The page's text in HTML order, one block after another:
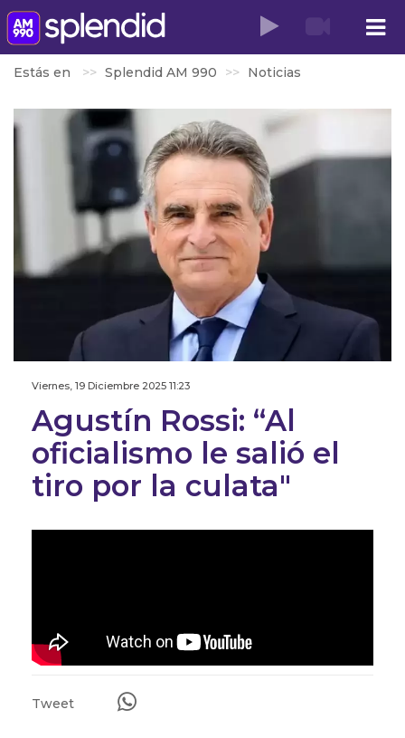
Estás en Splendid AM 990 Noticias
Viernes, 19 Diciembre 2025 11:23
Agustín Rossi: “Al
oficialismo le salió el
tiro por la culata"
Tweet